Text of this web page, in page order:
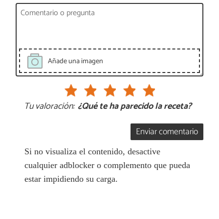
Añade una imagen
Tu valoración: ¿Qué te ha parecido la receta?
Enviar comentario
Si no visualiza el contenido, desactive
cualquier adblocker o complemento que pueda
estar impidiendo su carga.